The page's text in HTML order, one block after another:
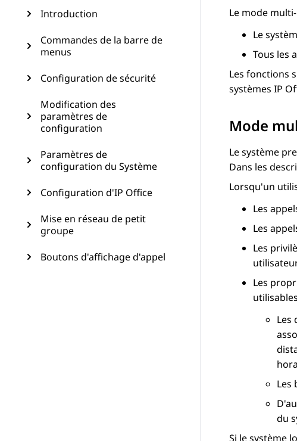
Introduction
Commandes de la barre de
menus
Configuration de sécurité
Modification des
paramètres de
configuration
Paramètres de
configuration du Système
Configuration d'IP Office
Mise en réseau de petit
groupe
Boutons d'affichage d'appel
Le mode
Le
Tous les
Les fonctions
systèmes IP
Mode
Le système
Dans les
Lorsqu'un
Les
Les
Les
Les
Les
Les
du
Si le système